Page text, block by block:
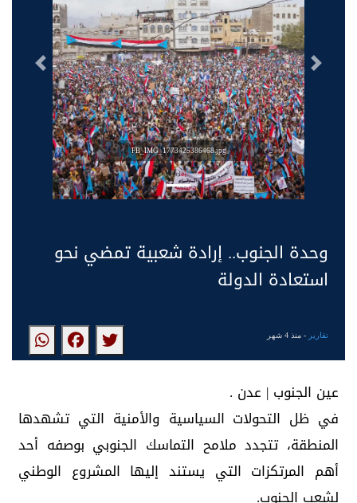
FB_IMG_1773425386468.jpg
التالى السابق
وحدة الجنوب.. إرادة شعبية تمضي نحو
استعادة الدولة
تقارير - منذ 4 شهر
عين الجنوب | عدن .
في ظل التحولات السياسية والأمنية التي تشهدها
المنطقة، تتجدد ملامح التماسك الجنوبي بوصفه أحد
أهم المرتكزات التي يستند إليها المشروع الوطني
لشعب الجنوب.